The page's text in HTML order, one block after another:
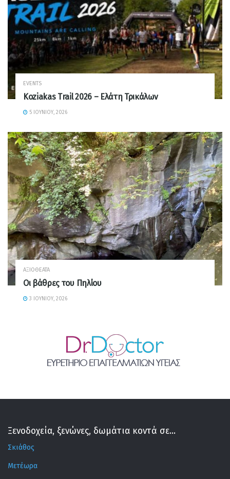
EVENTS
Koziakas Trail 2026 – Ελάτη Τρικάλων
5 ΙΟΥΝΊΟΥ, 2026
ΑΞΙΟΘΈΑΤΑ
Οι βάθρες του Πηλίου
3 ΙΟΥΝΊΟΥ, 2026
Ξενοδοχεία, ξενώνες, δωμάτια κοντά σε...
Σκιάθος
Μετέωρα